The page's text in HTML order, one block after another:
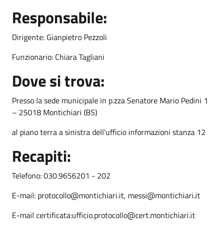
Responsabile:
Dirigente: Gianpietro Pezzoli
Funzionario: Chiara Tagliani
Dove si trova:
Presso la sede municipale in p.zza Senatore Mario Pedini 1
– 25018 Montichiari (BS)
al piano terra a sinistra dell'ufficio informazioni stanza 12
Recapiti:
Telefono: 030.9656201 - 202
E-mail: protocollo@montichiari.it, messi@montichiari.it
E-mail certificata:ufficio.protocollo@cert.montichiari.it